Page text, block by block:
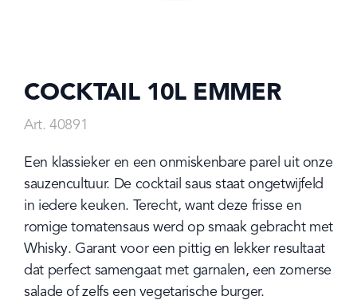
COCKTAIL 10L EMMER
Art. 40891
Een klassieker en een onmiskenbare parel uit onze
sauzencultuur. De cocktail saus staat ongetwijfeld
in iedere keuken. Terecht, want deze frisse en
romige tomatensaus werd op smaak gebracht met
Whisky. Garant voor een pittig en lekker resultaat
dat perfect samengaat met garnalen, een zomerse
salade of zelfs een vegetarische burger.